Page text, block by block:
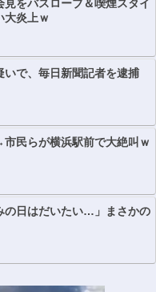
をバスローブ＆喫煙スタイ
大炎上ｗ
いで、毎日新聞記者を逮捕
市民らが横浜駅前で大絶叫ｗ
の日はだいたい…」まさかの